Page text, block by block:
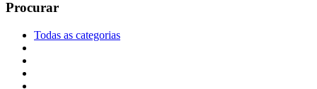
Procurar
Todas as categorias